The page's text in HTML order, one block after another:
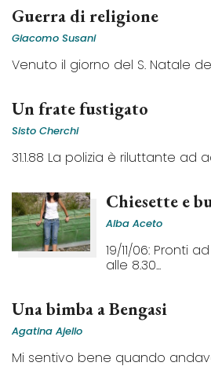
Guerra di religione
Giacomo Susani
Venuto il giorno del S. Natale del
Un frate fustigato
Sisto Cherchi
31.1.88 La polizia è riluttante ad
Chiesette e
Alba Aceto
19/11/06: Pronti
alle 8.30...
Una bimba a Bengasi
Agatina Ajello
Mi sentivo bene quando